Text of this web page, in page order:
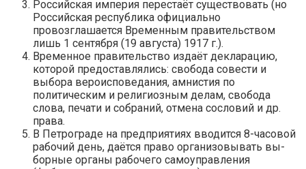
Российская империя перестаёт существовать (но
Российская республика официально
провозглашается Временным правительством
лишь 1 сентября (19 августа) 1917 г.).
Временное правительство издаёт декларацию,
которой предоставлялись: свобода совести и
выбора вероисповедания, амнистия по
политическим и религиозным делам, свобода
слова, печати и собраний, отмена сословий и др.
права.
В Петрограде на предприятиях вводится 8-часовой
рабочий день, даётся право организовывать вы­
бор­ные ор­га­ны ра­бо­че­го са­мо­управ­ле­ния